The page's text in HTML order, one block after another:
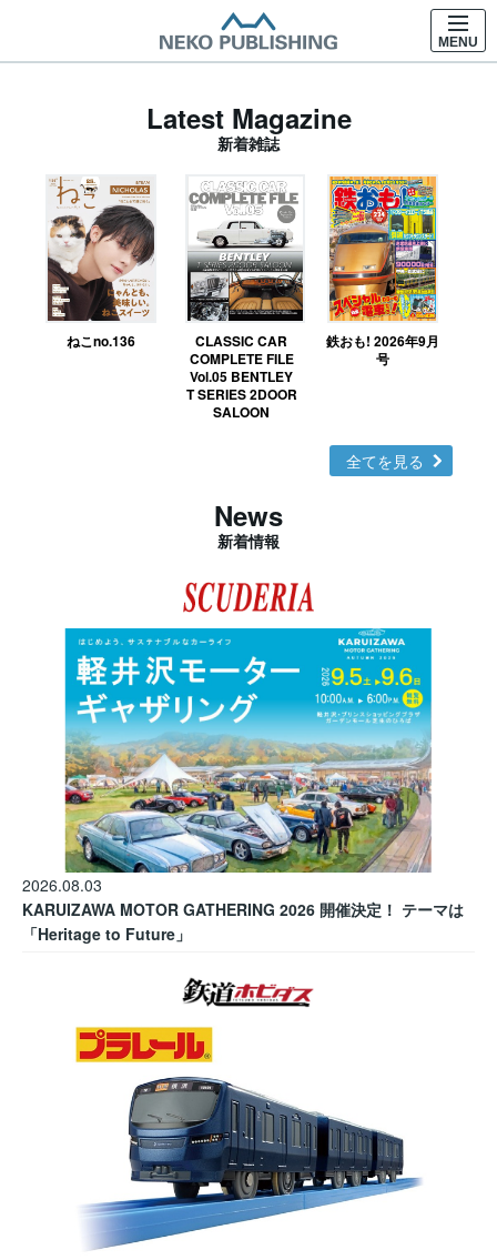
MENU
Latest Magazine
新着雑誌
ねこno.136
CLASSIC CAR
COMPLETE FILE
Vol.05 BENTLEY
T SERIES 2DOOR
SALOON
鉄おも! 2026年9月
号
全てを見る
News
新着情報
2026.08.03
KARUIZAWA MOTOR GATHERING 2026 開催決定！ テーマは
「Heritage to Future」